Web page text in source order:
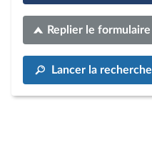
Replier le formulaire
Lancer la recherche